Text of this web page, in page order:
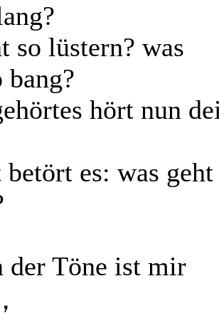
so lüstern? was
bang?
hört nun
es: was geht
der Töne ist mir